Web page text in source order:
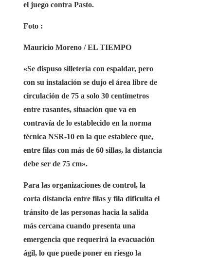
el juego contra Pasto.
Foto :
Mauricio Moreno / EL TIEMPO
«Se dispuso silletería con espaldar, pero
con su instalación se dujo el área libre de
circulación de 75 a solo 30 centímetros
entre rasantes, situación que va en
contravía de lo establecido en la norma
técnica NSR-10 en la que establece que,
entre filas con más de 60 sillas, la distancia
debe ser de 75 cm».
Para las organizaciones de control, la
corta distancia entre filas y fila dificulta el
tránsito de las personas hacia la salida
más cercana cuando presenta una
emergencia que requerirá la evacuación
ágil, lo que puede poner en riesgo la